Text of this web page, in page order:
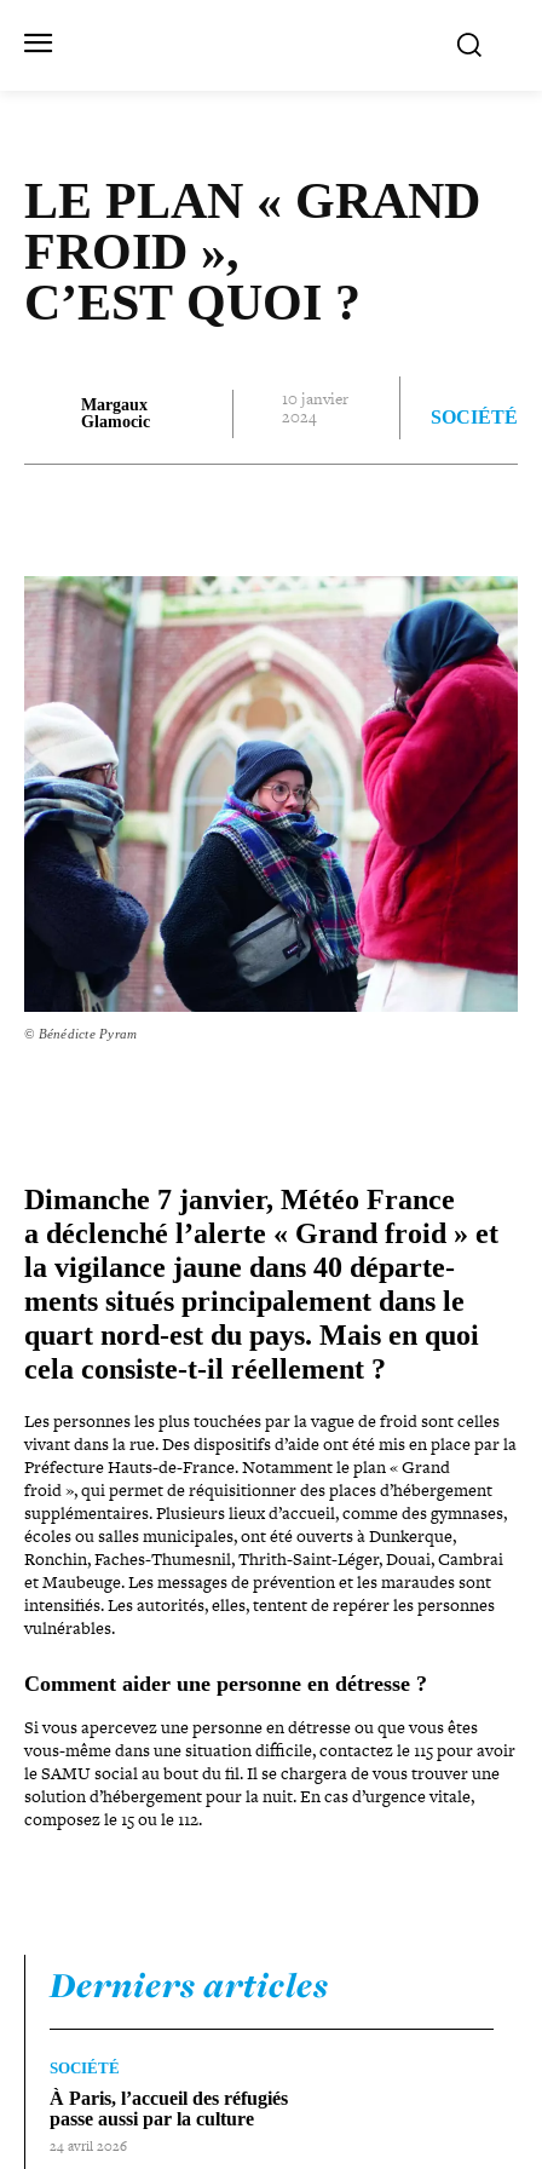
LE PLAN « GRAND
FROID »,
C’EST QUOI ?
Margaux
Glamocic
10 janvier
2024 SOCIÉTÉ
© Bénédicte Pyram
Dimanche 7 janvier, Météo France
a déclenché l’alerte « Grand froid » et
la vigilance jaune dans 40 dépar­te­
ments situés prin­ci­pa­le­ment dans le
quart nord-​est du pays. Mais en quoi
cela consiste-​t-​il réel­le­ment ?
Les personnes les plus touchées par la vague de froid sont celles
vivant dans la rue. Des dis­po­si­tifs d’aide ont été mis en place par la
Préfecture Hauts-​de-​France. Notamment le plan « Grand
froid »,qui permet de réqui­si­tion­ner des places d’hébergement
sup­plé­men­taires. Plusieurs lieux d’accueil, comme des gymnases,
écoles ou salles muni­ci­pales, ont été ouverts à Dunkerque,
Ronchin, Faches-​Thumesnil, Thrith-​Saint-​Léger, Douai, Cambrai
et Maubeuge. Les messages de pré­ven­tion et les maraudes sont
inten­si­fiés. Les autorités, elles, tentent de repérer les personnes
vul­né­rables.
Comment aider une personne en détresse ?
Si vous apercevez une personne en détresse ou que vous êtes
vous-​même dans une situation difficile, contactez le 115 pour avoir
le SAMU social au bout du fil. Il se chargera de vous trouver une
solution d’hébergement pour la nuit. En cas d’urgence vitale,
composez le 15 ou le 112.
Derniers articles
SOCIÉTÉ
À Paris, l’accueil des réfugiés
passe aussi par la culture
24 avril 2026